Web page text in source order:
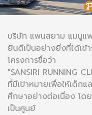
บริษัท แพนสยาม แมนูแ
ยินดีเป็นอย่างยิ่งที่ได้เข้
โครงการชื่อว่า
"SANSIRI RUNNING
ที่มีเป้าหมายเพื่อให้เด็กแ
ศึกษาอย่างต่อเนื่อง โด
เป็นศูนย์